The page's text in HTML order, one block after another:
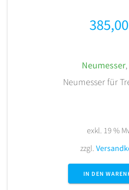
385,00
Neumesser,
Neumesser für
exkl. 19 %
zzgl.
IN DEN